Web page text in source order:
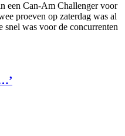
een Can-Am Challenger voor
proeven op zaterdag was al
was voor de concurrenten